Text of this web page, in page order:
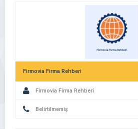
Firmovia Firma Rehberi
Firmovia Firma Rehberi
Belirtilmemiş